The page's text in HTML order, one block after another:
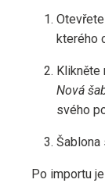
kterého
Klikněte
Nová
svého
Šablona
Po importu